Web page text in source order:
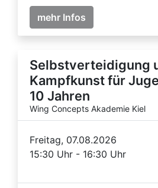
mehr Infos
Selbstverteidigung
Kampfkunst für
10 Jahren
Wing Concepts Akademie Kiel
Freitag, 07.08.2026
15:30 Uhr - 16:30 Uhr